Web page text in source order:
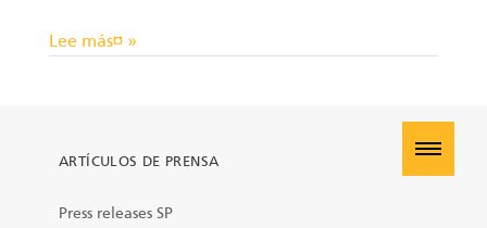
Garras II
Manipuladores
Remolques
ARTÍCULOS DE PRENSA
Press releases SP
Lee más¤ »